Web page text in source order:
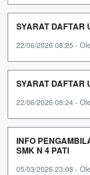
SYARAT DAFTAR
22/06/2026 08:25 -
SYARAT DAFTAR
22/06/2026 08:24 -
INFO
SMK N 4 PATI
05/03/2026 23:08 -